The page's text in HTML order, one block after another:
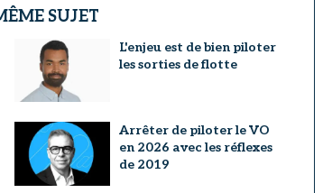
SUJET
L'enjeu est de bien piloter
les sorties de flotte
Arrêter de piloter le VO
en 2026 avec les réflexes
de 2019